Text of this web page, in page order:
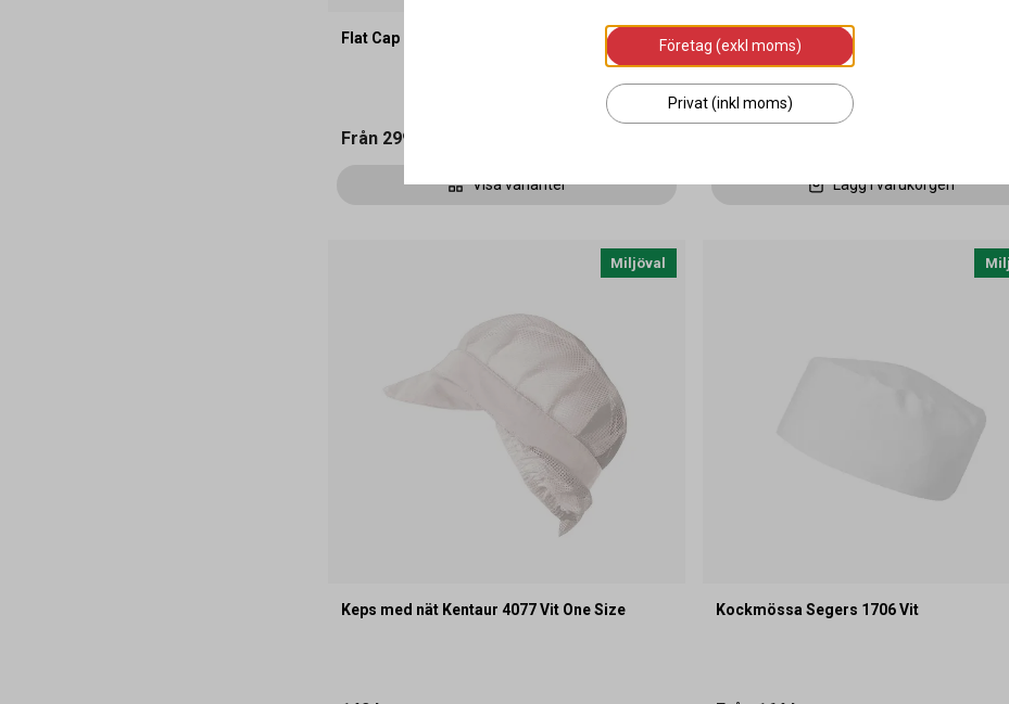
Flat Cap Kentaur 40503 One Size
Från 299 kr
Visa varianter
Mössa med nät Kentaur 40520 One Size
Lägg i varukorgen
Miljöval
Keps med nät Kentaur 4077 Vit One Size Kockmössa Segers 1706 Vit
Företag (exkl moms)
Privat (inkl moms)